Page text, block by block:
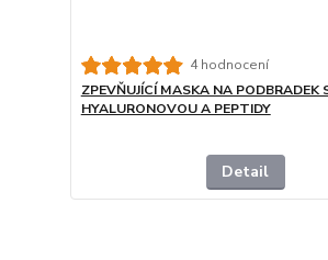
4 hodnocení
ZPEVŇUJÍCÍ MASKA NA PODBRADEK
HYALURONOVOU A PEPTIDY
Detail